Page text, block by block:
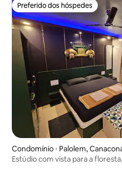
Preferido dos hóspedes
Preferido dos hóspedes
Condomínio ⋅ Palolem,
Estúdio com vista para a